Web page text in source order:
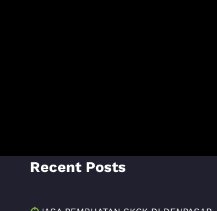
Recent Posts